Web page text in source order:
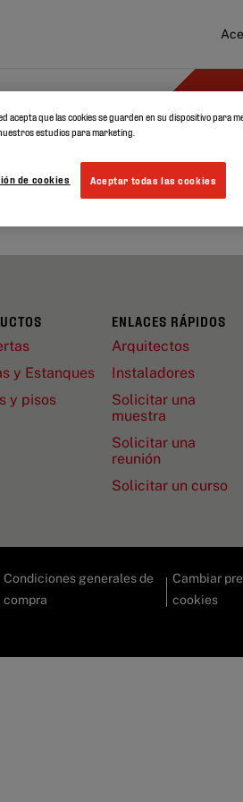
y Estanques
y pisos
ENLACES RÁPIDOS
Arquitectos
Instaladores
Solicitar una
muestra
Solicitar una
reunión
Solicitar un curso
Condiciones generales de
compra
Cambiar
cookies
acepta que las cookies se guarden en su dispositivo para
estudios para marketing.
Aceptar todas las cookies
de cookies